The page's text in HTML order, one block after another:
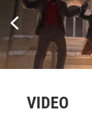
VIDEO